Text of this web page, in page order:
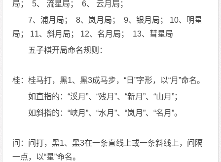
局； 5、 流星局； 6、 云月局；
7、浦月局； 8、岚月局； 9、银月局； 10、明星
局； 11、斜月局； 12、名月局； 13、彗星局
五子棋开局命名规则：
桂：桂马打，黑1、黑3成马步，“日”字形，以“月”命名。
如直指的：“溪月”、“残月”、“新月”、“山月”；
如斜指的：“峡月”、“水月”、“岚月”、“名月”。
间：间打，黑1、黑3在一条直线上或一条斜线上，间隔
一点，以“星”命名。